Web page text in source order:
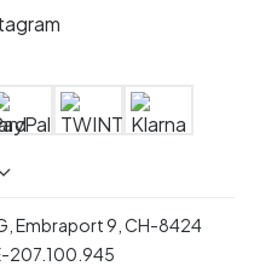
Embraport 9 CH-8424
207.100.945